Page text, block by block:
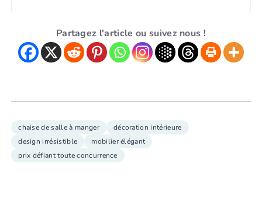
Partagez l'article ou suivez nous !
chaise de salle à manger
décoration intérieure
design irrésistible
mobilier élégant
prix défiant toute concurrence